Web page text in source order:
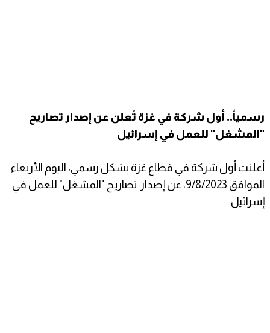
رسمياً.. أول شركة في غزة تُعلن عن إصدار تصاريح
"المشغل" للعمل في إسرائيل
أعلنت أول شركة في قطاع غزة بشكل رسمي، اليوم الأربعاء
الموافق 9/8/2023، عن إصدار تصاريح "المشغل" للعمل في
إسرائيل.